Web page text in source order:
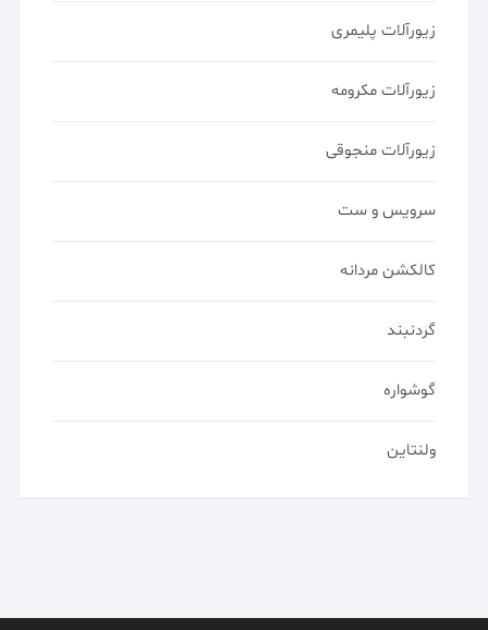
زیورآلات پلیمری
زیورآلات مکرومه
زیورآلات منجوقی
سرویس و ست
کالکشن مردانه
گردنبند
گوشواره
ولنتاین